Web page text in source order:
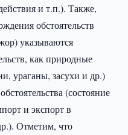
и т.п.). Также,
обстоятельств
указываются
как природные
ураганы, засухи и др.)
(состояние
и экспорт в
Отметим, что